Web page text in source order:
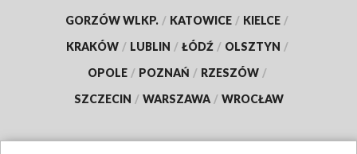
GORZÓW WLKP. / KATOWICE / KIELCE /
KRAKÓW / LUBLIN / ŁÓDŹ / OLSZTYN /
OPOLE / POZNAŃ / RZESZÓW /
SZCZECIN / WARSZAWA / WROCŁAW